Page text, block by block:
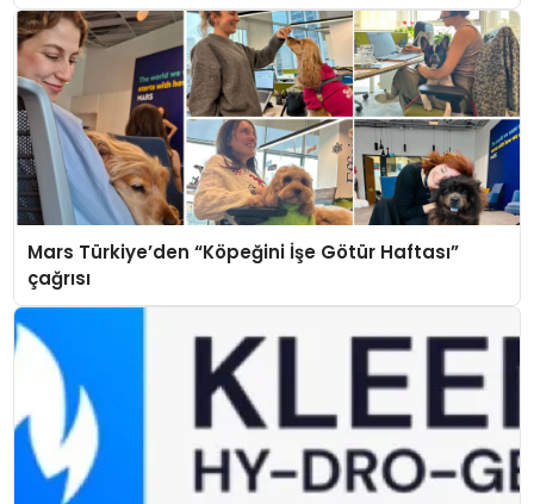
Mars Türkiye’den “Köpeğini İşe Götür Haftası”
çağrısı